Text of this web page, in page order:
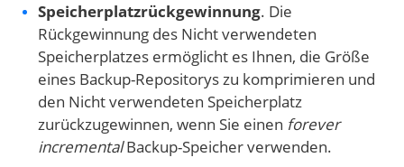
Speicherplatzrückgewinnung. Die
Rückgewinnung des Nicht verwendeten
Speicherplatzes ermöglicht es Ihnen, die Größe
eines Backup-Repositorys zu komprimieren und
den Nicht verwendeten Speicherplatz
zurückzugewinnen, wenn Sie einen forever
incrementalBackup-Speicher verwenden.